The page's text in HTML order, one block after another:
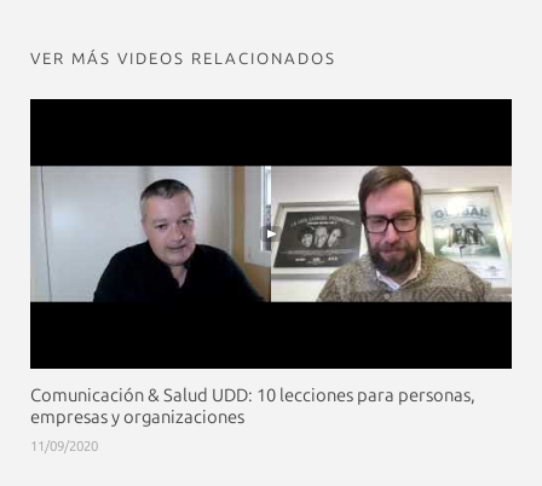
VER MÁS VIDEOS RELACIONADOS
Comunicación & Salud UDD: 10 lecciones para personas,
empresas y organizaciones
11/09/2020